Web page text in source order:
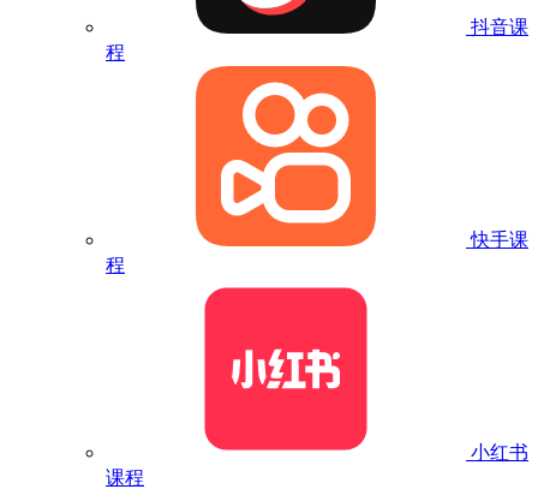
抖音课
程
快手课
程
小红书
课程